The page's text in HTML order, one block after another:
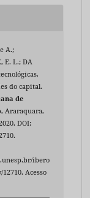
A.;
E. L.; DA
do capital.
de
, Araraquara,
DOI:
ibero
Acesso